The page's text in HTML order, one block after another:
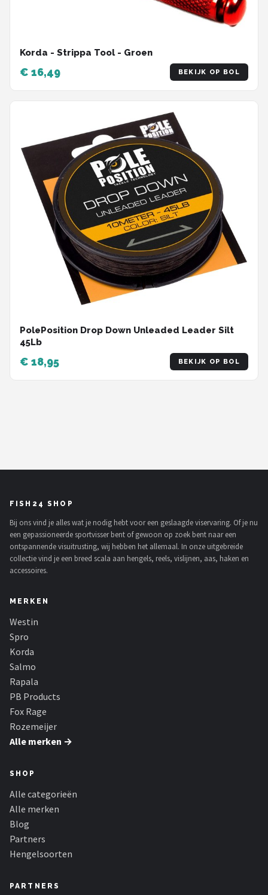
Korda - Strippa Tool - Groen
€ 16,49 BEKIJK OP BOL
PolePosition Drop Down Unleaded Leader Silt
45Lb
€ 18,95 BEKIJK OP BOL
FISH24 SHOP
Bij ons vind je alles wat je nodig hebt voor een geslaagde viservaring. Of je nu
een gepassioneerde sportvisser bent of gewoon op zoek bent naar een
ontspannende visuitrusting, wij hebben het allemaal. In onze uitgebreide
collectie vind je een breed scala aan hengels, reels, vislijnen, aas, haken en
accessoires.
MERKEN
Westin
Spro
Korda
Salmo
Rapala
PB Products
Fox Rage
Rozemeijer
Alle merken →
SHOP
Alle categorieën
Alle merken
Blog
Partners
Hengelsoorten
PARTNERS